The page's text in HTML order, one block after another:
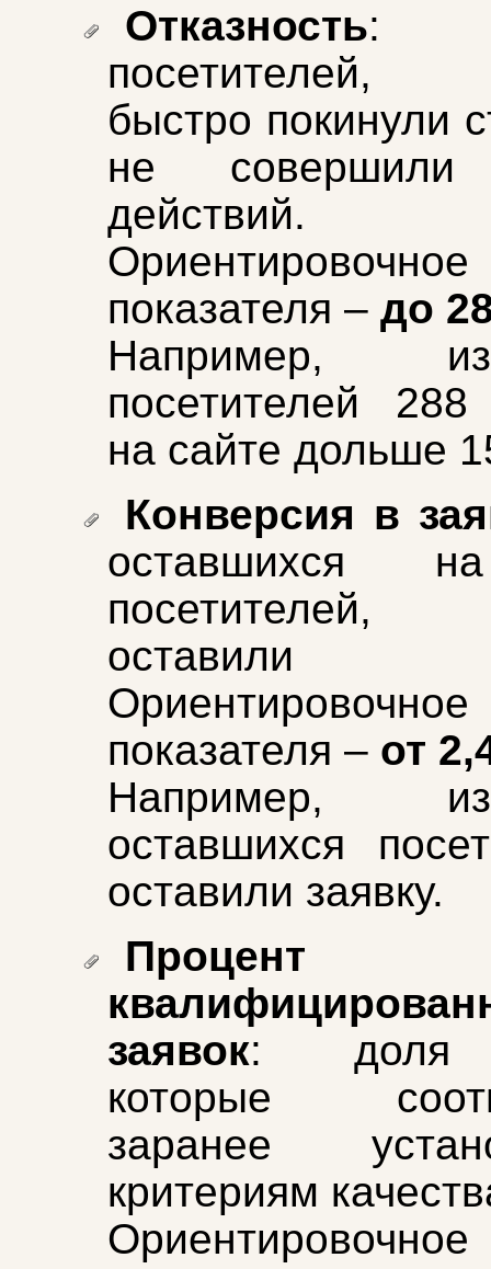
Отказность:
посетителей,
быстро покинули
не совершили
действий.
показателя – до
Например,
посетителей 288
на сайте дольше
Конверсия в
оставшихся
посетителей,
оставили
показателя – от
Например,
оставшихся
оставили заявку.
Процент
заявок: доля
которые
заранее
критериям